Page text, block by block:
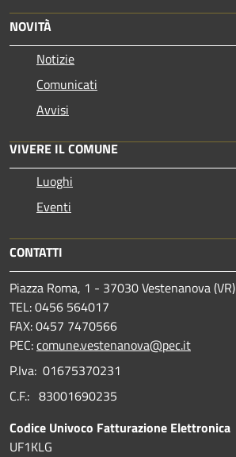
NOVITÀ
Notizie
Comunicati
Avvisi
VIVERE IL COMUNE
Luoghi
Eventi
CONTATTI
Piazza Roma, 1 - 37030 Vestenanova (VR)
TEL: 0456 564017
FAX: 0457 7470566
PEC:comune.vestenanova@pec.it
P.Iva: 01675370231
C.F.: 83001690235
Codice Univoco Fatturazione Elettronica
UF1KLG